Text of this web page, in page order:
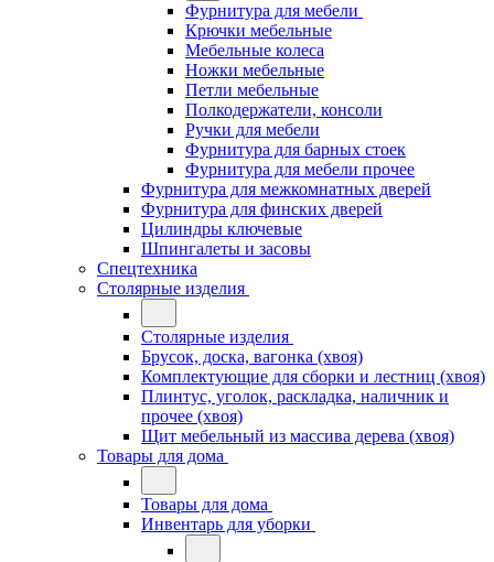
Фурнитура для мебели
Крючки мебельные
Мебельные колеса
Ножки мебельные
Петли мебельные
Полкодержатели, консоли
Ручки для мебели
Фурнитура для барных стоек
Фурнитура для мебели прочее
Фурнитура для межкомнатных дверей
Фурнитура для финских дверей
Цилиндры ключевые
Шпингалеты и засовы
Спецтехника
Столярные изделия
Столярные изделия
Брусок, доска, вагонка (хвоя)
Комплектующие для сборки и лестниц (хвоя)
Плинтус, уголок, раскладка, наличник и
прочее (хвоя)
Щит мебельный из массива дерева (хвоя)
Товары для дома
Товары для дома
Инвентарь для уборки